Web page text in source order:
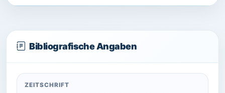
Bibliografische Angaben
ZEITSCHRIFT